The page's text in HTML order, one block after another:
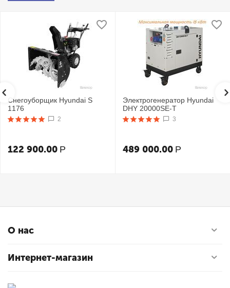
Снегоуборщик Hyundai S
1176
2
122 900.00 Р
Электрогенератор Hyundai
DHY 20000SE-T
3
489 000.00 Р
О нас
Интернет-магазин